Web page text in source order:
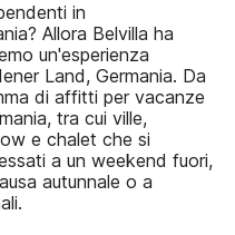
in
Allora Belvilla ha
un'esperienza
Land, Germania. Da
di affitti per vacanze
tra cui ville,
e chalet che si
a un weekend fuori,
autunnale o a